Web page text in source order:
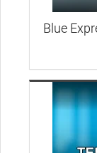
Blue